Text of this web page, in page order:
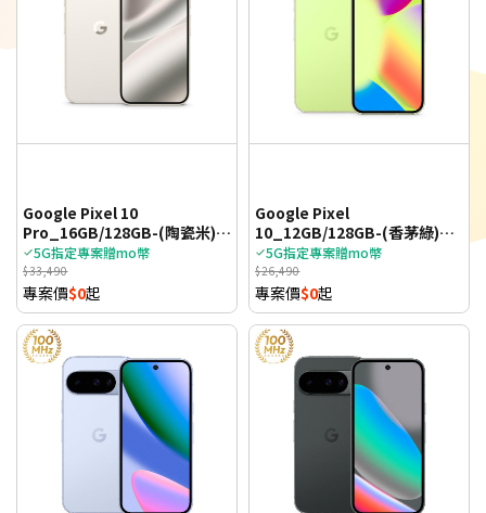
Google Pixel 10
Pro_16GB/128GB-(陶瓷米)
(5G)
5G指定專案贈mo幣
$33,490
專案價$0起
Google Pixel
10_12GB/128GB-(香茅綠)
(5G)
5G指定專案贈mo幣
$26,490
專案價$0起